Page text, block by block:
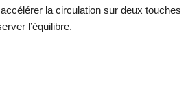
la circulation sur deux touches
l’équilibre.